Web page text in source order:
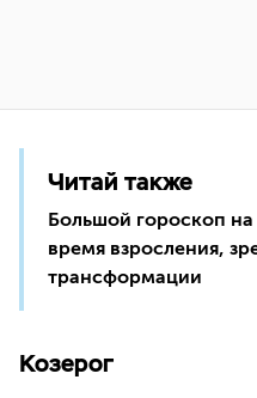
Читай также
Большой гороскоп на
время взросления,
трансформации
Козерог